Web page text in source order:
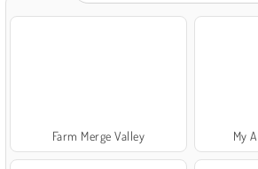
Farm Merge Valley My